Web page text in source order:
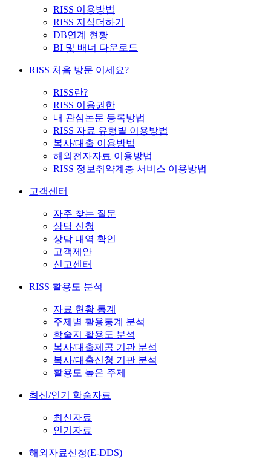
RISS 이용방법
RISS 지식더하기
DB연계 현황
BI 및 배너 다운로드
RISS 처음 방문 이세요?
RISS란?
RISS 이용권한
내 관심논문 등록방법
RISS 자료 유형별 이용방법
복사/대출 이용방법
해외전자자료 이용방법
RISS 정보취약계층 서비스 이용방법
고객센터
자주 찾는 질문
상담 신청
상담 내역 확인
고객제안
신고센터
RISS 활용도 분석
자료 현황 통계
주제별 활용통계 분석
학술지 활용도 분석
복사/대출제공 기관 분석
복사/대출신청 기관 분석
활용도 높은 주제
최신/인기 학술자료
최신자료
인기자료
해외자료신청(E-DDS)